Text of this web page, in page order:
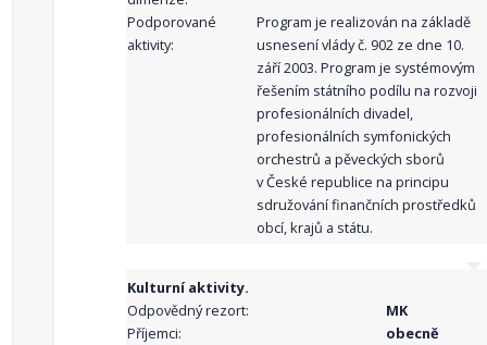
Podporované
aktivity:
Program je realizován na základě
usnesení vlády č. 902 ze dne 10.
září 2003. Program je systémovým
řešením státního podílu na rozvoji
profesionálních divadel,
profesionálních symfonických
orchestrů a pěveckých sborů
v České republice na principu
sdružování finančních prostředků
obcí, krajů a státu.
Kulturní aktivity.
Odpovědný rezort:
MK
Příjemci:
obecně